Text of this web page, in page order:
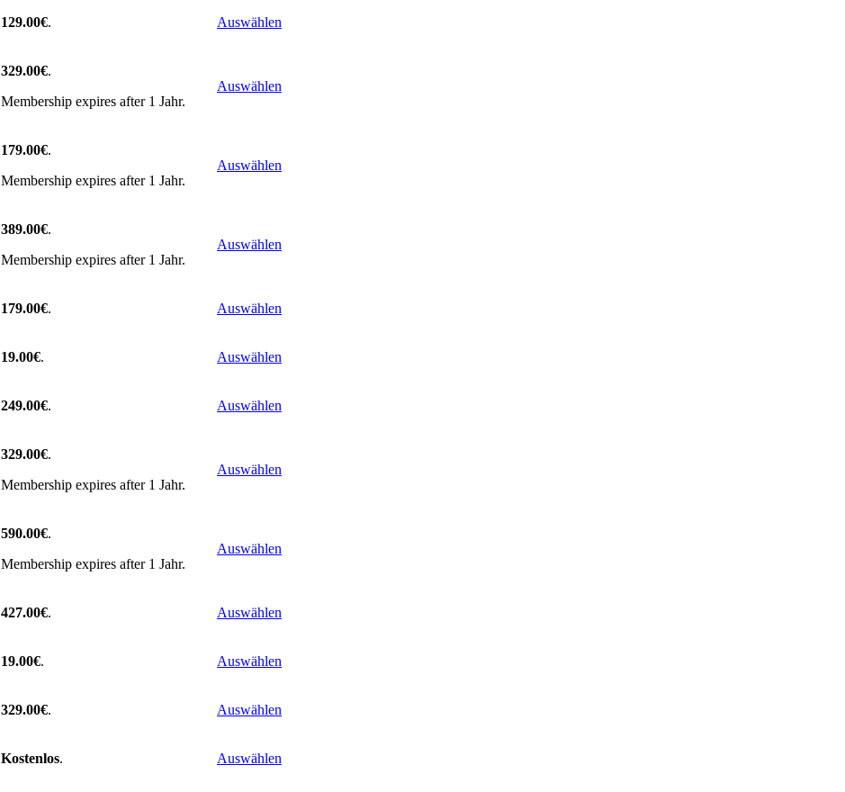
129.00€. Auswählen
329.00€.
Membership expires after 1 Jahr.
Auswählen
179.00€.
Membership expires after 1 Jahr.
Auswählen
389.00€.
Membership expires after 1 Jahr.
Auswählen
179.00€. Auswählen
19.00€. Auswählen
249.00€. Auswählen
329.00€.
Membership expires after 1 Jahr.
Auswählen
590.00€.
Membership expires after 1 Jahr.
Auswählen
427.00€. Auswählen
19.00€. Auswählen
329.00€. Auswählen
Kostenlos. Auswählen